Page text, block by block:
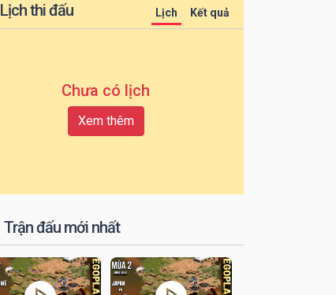
Lịch thi đấu Lịch Kết quả
Chưa có lịch
Xem thêm
Trận đấu mới nhất